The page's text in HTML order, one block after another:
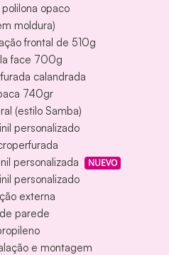
opaco
moldura)
frontal de 510g
face 700g
calandrada
740gr
(estilo Samba)
personalizado
personalizada
NUEVO
personalizado
externa
parede
e montagem